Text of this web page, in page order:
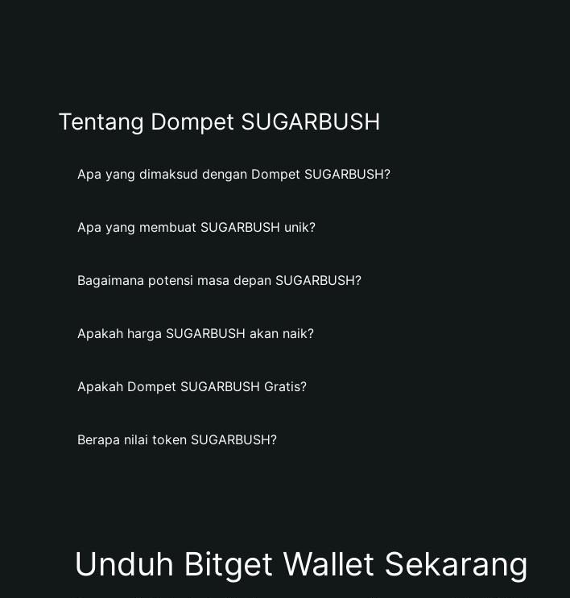
Tentang Dompet SUGARBUSH
Apa yang dimaksud dengan Dompet SUGARBUSH?
Apa yang membuat SUGARBUSH unik?
Bagaimana potensi masa depan SUGARBUSH?
Apakah harga SUGARBUSH akan naik?
Apakah Dompet SUGARBUSH Gratis?
Berapa nilai token SUGARBUSH?
Unduh Bitget Wallet Sekarang